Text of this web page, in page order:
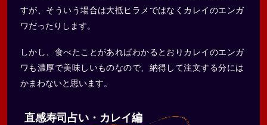
すが、そういう場合は大抵ヒラメではなくカレイのエンガ
ワだったりします。
しかし、食べたことがあればわかるとおりカレイのエンガ
ワも濃厚で美味しいものなので、納得して注文する分には
かまわないと思います。
直感寿司占い・カレイ編